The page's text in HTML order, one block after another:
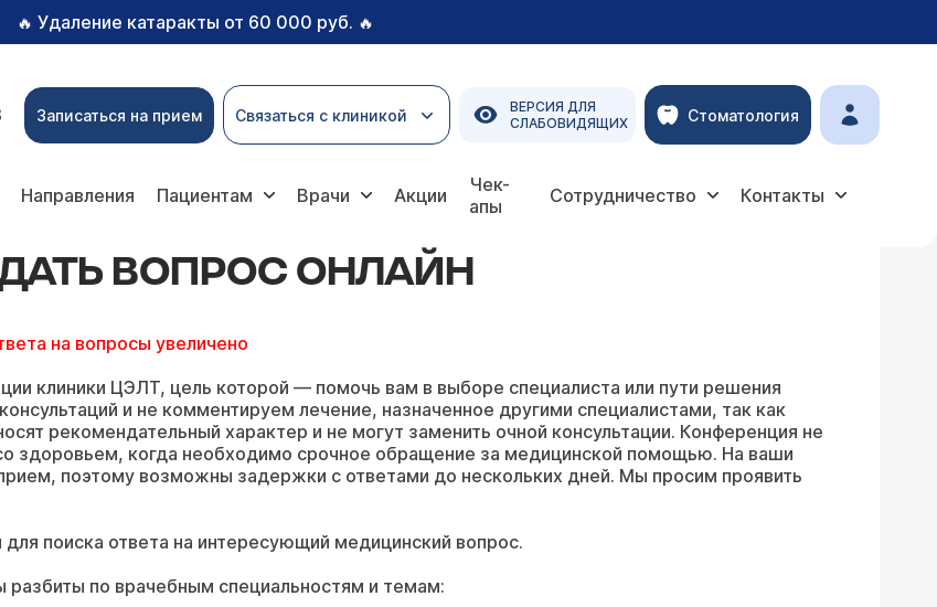
🔥 Удаление катаракты от 60 000 руб. 🔥
Записаться на прием Связаться с клиникой
ВЕРСИЯ ДЛЯ
СЛАБОВИДЯЩИХ
Стоматология
Направления Пациентам Врачи Акции
Чек-
апы
Сотрудничество Контакты
ВОПРОС ОНЛАЙН
на вопросы увеличено
клиники ЦЭЛТ, цель которой — помочь вам в выборе специалиста или пути решения
и не комментируем лечение, назначенное другими специалистами, так как
рекомендательный характер и не могут заменить очной консультации. Конференция не
здоровьем, когда необходимо срочное обращение за медицинской помощью. На ваши
поэтому возможны задержки с ответами до нескольких дней. Мы просим проявить
поиска ответа на интересующий медицинский вопрос.
по врачебным специальностям и темам: